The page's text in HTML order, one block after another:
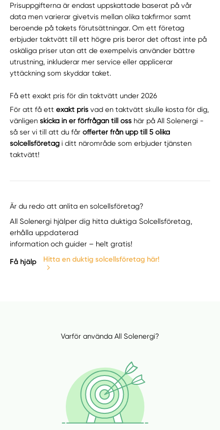
Prisuppgifterna är endast uppskattade baserat på vår
data men varierar givetvis mellan olika takfirmor samt
beroende på takets förutsättningar. Om ett företag
erbjuder taktvätt till ett högre pris beror det oftast inte på
oskäliga priser utan att de exempelvis använder bättre
utrustning, inkluderar mer service eller applicerar
yttäckning som skyddar taket.
Få ett exakt pris för din taktvätt under 2026
För att få ettexakt pris vad en taktvätt skulle kosta för dig,
vänligenskicka in er förfrågan till oss här på All Solenergi -
så ser vi till att du fårofferter från upp till 5 olika
solcellsföretag i ditt närområde som erbjuder tjänsten
taktvätt!
Är du redo att anlita en solcellsföretag?
All Solenergi hjälper dig hitta duktiga Solcellsföretag,
erhålla uppdaterad
information och guider – helt gratis!
Få hjälp Hitta en duktig solcellsföretag här!
Varför använda All Solenergi?